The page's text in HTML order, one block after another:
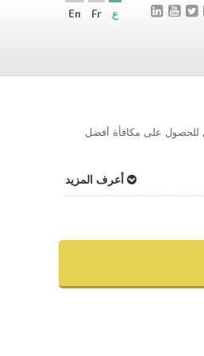
En Fr ع
للحصول على مكافأة أفضل
أعرف المزيد